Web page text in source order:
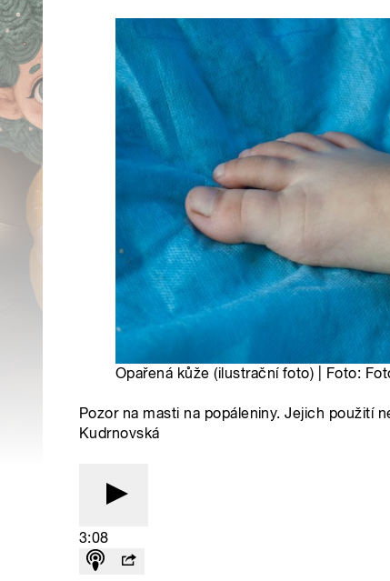
Opařená kůže (ilustrační foto) | Foto:
Pozor na masti na popáleniny. Jejich použití
Kudrnovská
3:08